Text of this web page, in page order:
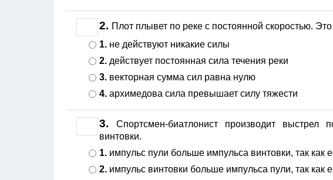
2. Плот плывет по реке с постоянной скоростью. Это
1. не действуют никакие силы
2. действует постоянная сила течения реки
3. векторная сумма сил равна нулю
4. архимедова сила превышает силу тяжести
3.Спортсмен-биатлонист производит
винтовки.
1. импульс пули больше импульса винтовки, так как
2. импульс винтовки больше импульса пули, так как